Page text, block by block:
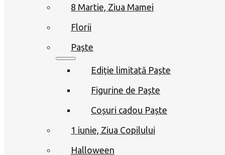
8 Martie, Ziua Mamei
Florii
Paște
Ediție limitată Paște
Figurine de Paște
Coșuri cadou Paște
1 iunie, Ziua Copilului
Halloween